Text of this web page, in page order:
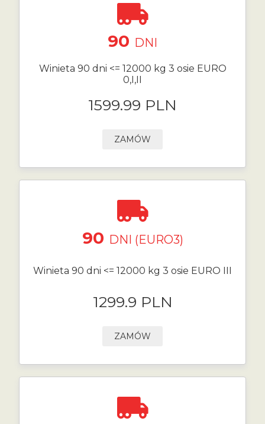
90 DNI
Winieta 90 dni <= 12000 kg 3 osie EURO
0,I,II
1599.99 PLN
ZAMÓW
90 DNI (EURO3)
Winieta 90 dni <= 12000 kg 3 osie EURO III
1299.9 PLN
ZAMÓW